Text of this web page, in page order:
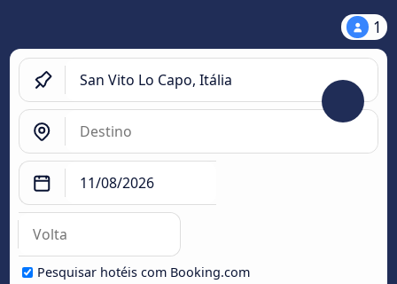
1
Pesquisar hotéis com Booking.com